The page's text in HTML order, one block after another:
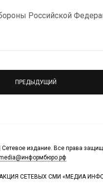
Российской
ПРЕДЫДУЩИЙ
издание. Все права
СЕТЕВЫХ СМИ «МЕДИА